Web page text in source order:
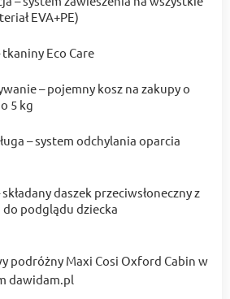
EVA+PE)
Eco Care
– pojemny kosz na zakupy o
5 kg
– system odchylania oparcia
daszek przeciwsłoneczny z
podglądu dziecka
podróżny Maxi Cosi Oxford Cabin w
dawidam.pl